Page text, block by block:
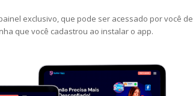
exclusivo, que pode ser acessado por você de
que você cadastrou ao instalar o app.